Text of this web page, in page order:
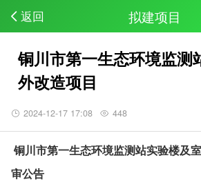
返回 拟建项目
铜川市第一生态环境监测
外改造项目
2024-12-17 17:08 448
铜川市第一生态环境监测站实验楼及
审公告